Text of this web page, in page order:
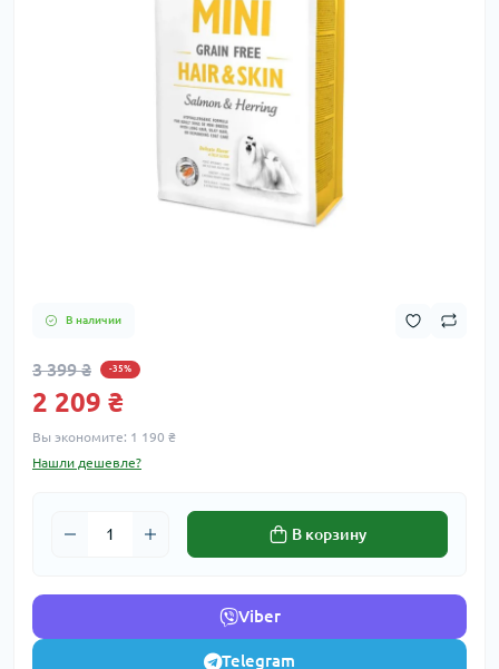
В наличии
3 399 ₴ -35%
2 209 ₴
Вы экономите: 1 190 ₴
Нашли дешевле?
В корзину
Viber
Telegram